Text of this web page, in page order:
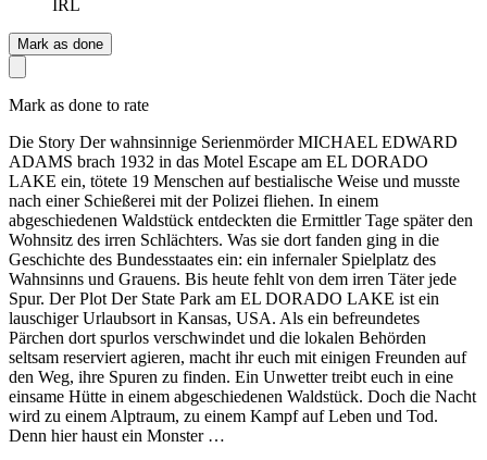
IRL
Mark as done
Mark as done to rate
Die Story Der wahnsinnige Serienmörder MICHAEL EDWARD
ADAMS brach 1932 in das Motel Escape am EL DORADO
LAKE ein, tötete 19 Menschen auf bestialische Weise und musste
nach einer Schießerei mit der Polizei fliehen. In einem
abgeschiedenen Waldstück entdeckten die Ermittler Tage später den
Wohnsitz des irren Schlächters. Was sie dort fanden ging in die
Geschichte des Bundesstaates ein: ein infernaler Spielplatz des
Wahnsinns und Grauens. Bis heute fehlt von dem irren Täter jede
Spur. Der Plot Der State Park am EL DORADO LAKE ist ein
lauschiger Urlaubsort in Kansas, USA. Als ein befreundetes
Pärchen dort spurlos verschwindet und die lokalen Behörden
seltsam reserviert agieren, macht ihr euch mit einigen Freunden auf
den Weg, ihre Spuren zu finden. Ein Unwetter treibt euch in eine
einsame Hütte in einem abgeschiedenen Waldstück. Doch die Nacht
wird zu einem Alptraum, zu einem Kampf auf Leben und Tod.
Denn hier haust ein Monster …